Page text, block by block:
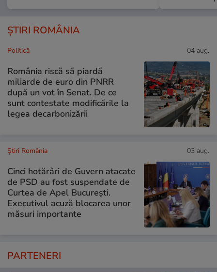
ȘTIRI ROMÂNIA
Politică 04 aug.
România riscă să piardă
miliarde de euro din PNRR
după un vot în Senat. De ce
sunt contestate modificările la
legea decarbonizării
Știri România 03 aug.
Cinci hotărâri de Guvern atacate
de PSD au fost suspendate de
Curtea de Apel București.
Executivul acuză blocarea unor
măsuri importante
PARTENERI